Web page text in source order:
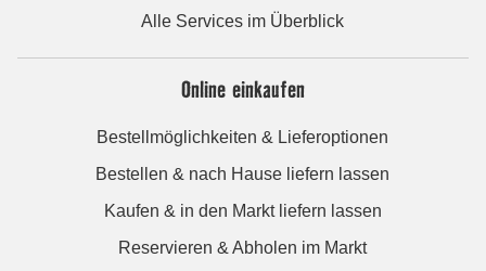
Alle Services im Überblick
Online einkaufen
Bestellmöglichkeiten & Lieferoptionen
Bestellen & nach Hause liefern lassen
Kaufen & in den Markt liefern lassen
Reservieren & Abholen im Markt